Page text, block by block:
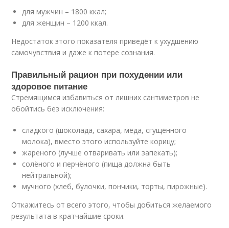
для мужчин – 1800 ккал;
для женщин – 1200 ккал.
Недостаток этого показателя приведёт к ухудшению
самочувствия и даже к потере сознания.
Правильный рацион при похудении или
здоровое питание
Стремящимся избавиться от лишних сантиметров не
обойтись без исключения:
сладкого (шоколада, сахара, мёда, сгущённого
молока), вместо этого используйте корицу;
жареного (лучше отваривать или запекать);
солёного и перчёного (пища должна быть
нейтральной);
мучного (хлеб, булочки, пончики, торты, пирожные).
Откажитесь от всего этого, чтобы добиться желаемого
результата в кратчайшие сроки.